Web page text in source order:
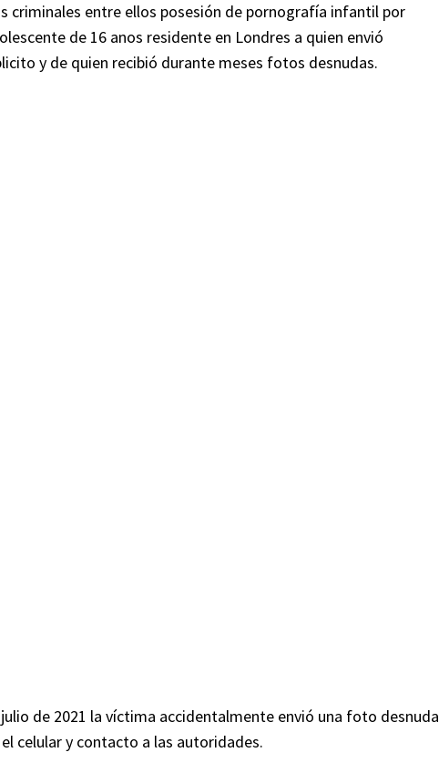
criminales entre ellos posesión de pornografía infantil por
de 16 anos residente en Londres a quien envió
y de quien recibió durante meses fotos desnudas.
de 2021 la víctima accidentalmente envió una foto desnuda
celular y contacto a las autoridades.